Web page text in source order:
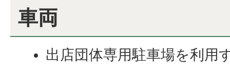
車両
出店団体専用駐車場を利用